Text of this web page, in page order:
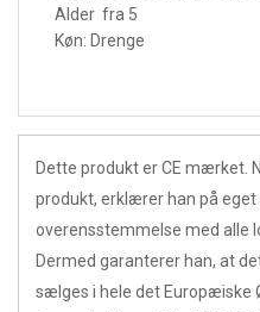
Alder fra 5
Køn: Drenge
Dette produkt er CE mærket.
produkt, erklærer han på eget
overensstemmelse med alle
Dermed garanterer han, at
sælges i hele det Europæiske